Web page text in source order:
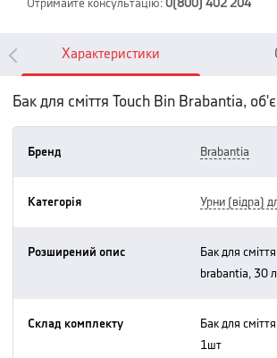
Отримайте консультацію: 0(800) 402 204
Характеристики
Бак для сміття Touch Bin Brabantia,
Бренд brabantia
Категорія урни (відра)
Розширений опис
бак для сміття touch bin
brabantia, 30
Склад комплекту
бак для сміття touch bin 30 л (l)
1шт